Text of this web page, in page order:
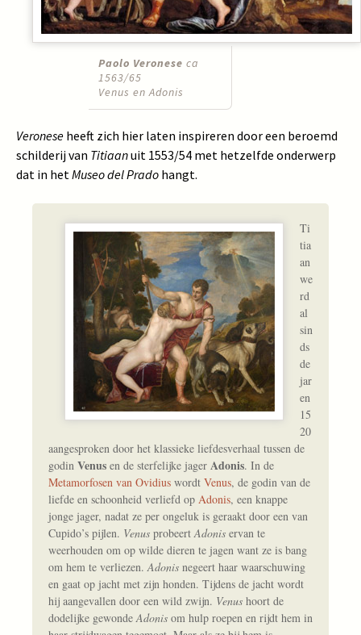
Paolo Veronese ca
1563/65
Venus en Adonis
Veronese heeft zich hier laten inspireren door een beroemd
schilderij van Titiaanuit 1553/54 met hetzelfde onderwerp
dat in het Museo del Prado hangt.
Ti
tia
an
we
rd
al
sin
ds
de
jar
en
15
20
aangesproken door het klassieke liefdesverhaal tussen de
godin Venus en de sterfelijke jager Adonis. In de
Metamorfosen van Ovidius wordt Venus, de godin van de
liefde en schoonheid verliefd op Adonis, een knappe
jonge jager, nadat ze per ongeluk is geraakt door een van
Cupido’s pijlen. Venus probeertAdonis ervan te
weerhouden om op wilde dieren te jagen want ze is bang
om hem te verliezen.Adonis negeert haar waarschuwing
en gaat op jacht met zijn honden. Tijdens de jacht wordt
hij aangevallen door een wild zwijn. Venus hoort de
dodelijke gewondeAdonis om hulp roepen en rijdt hem in